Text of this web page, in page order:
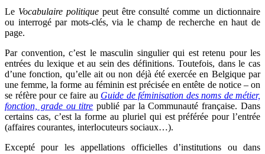
Le Vocabulaire politiquepeut être consulté comme un dictionnaire
ou interrogé par mots-clés, via le champ de recherche en haut de
page.
Par convention, c’est le masculin singulier qui est retenu pour les
entrées du lexique et au sein des définitions. Toutefois, dans le cas
d’une fonction, qu’elle ait ou non déjà été exercée en Belgique par
une femme, la forme au féminin est précisée en entête de notice – on
se réfère pour ce faire au Guide de féminisation des noms de métier,
fonction, grade ou titre publié par la Communauté française. Dans
certains cas, c’est la forme au pluriel qui est préférée pour l’entrée
(affaires courantes, interlocuteurs sociaux…).
Excepté pour les appellations officielles d’institutions ou dans